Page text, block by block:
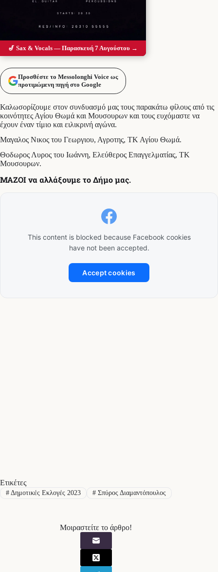
Προσθέστε το Messolonghi Voice ως
προτιμώμενη πηγή στο Google
Καλωσορίζουμε στον συνδυασμό μας τους παρακάτω φίλους από τις
κοινότητες Αγίου Θωμά και Μουσουρων και τους ευχόμαστε να
έχουν έναν τίμιο και ειλικρινή αγώνα.
Μαγαλος Νικος του Γεωργιου, Αγροτης, ΤΚ Αγίου Θωμά.
Θοδωρος Λυρος του Ιωάννη, Ελεύθερος Επαγγελματίας, ΤΚ
Μουσουρων.
ΜΑΖΟΙ να αλλάξουμε το Δήμο μας.
This content is blocked because Facebook cookies
have not been accepted.
Accept cookies
Ετικέτες
#Δημοτικές Εκλογές 2023 #Σπύρος Διαμαντόπουλος
Μοιραστείτε το άρθρο!
🎷 Sax & Vocals — Παρασκευή 7 Αυγούστου →